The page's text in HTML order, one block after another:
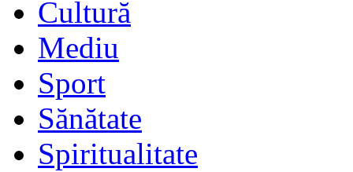
Cultură
Mediu
Sport
Sănătate
Spiritualitate